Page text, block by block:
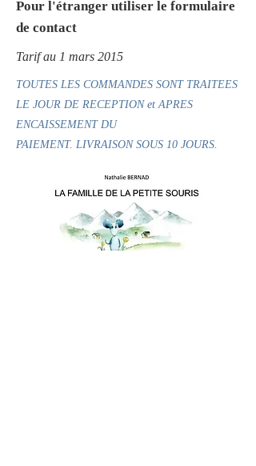
Pour l'étranger utiliser le formulaire
de contact
Tarif au 1 mars 2015
TOUTES LES COMMANDES SONT TRAITEES
LE JOUR DE RECEPTION et APRES
ENCAISSEMENT DU
PAIEMENT. LIVRAISON SOUS 10 JOURS.